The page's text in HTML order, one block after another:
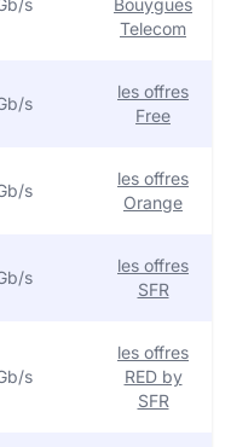
s
Bouygues
Telecom
s
les offres
Free
s
les offres
Orange
s
les offres
SFR
s
les offres
RED by
SFR